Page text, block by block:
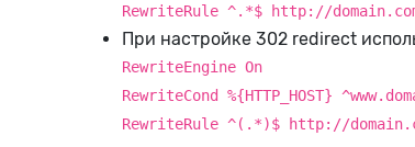
RewriteRule ^.*$ http://
При настройке 302 redirect
RewriteEngine On
RewriteCond %{HTTP_HOST}
RewriteRule ^(.*)$ http://